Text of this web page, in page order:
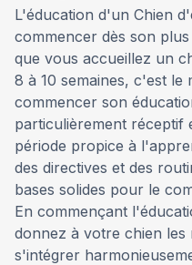
L'éducation d'un Chien
commencer dès son
que vous accueillez un
8 à 10 semaines, c'est le
commencer son
particulièrement réceptif
période propice à
des directives et des
bases solides pour le
En commençant
donnez à votre chien
s'intégrer